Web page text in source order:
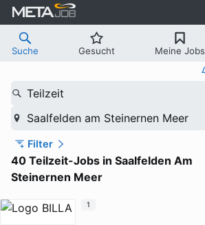
Suche Gesucht Meine Jobs
Teilzeit
Saalfelden am Steinernen Meer
Filter
40 Teilzeit-Jobs in Saalfelden Am
Steinernen Meer
1